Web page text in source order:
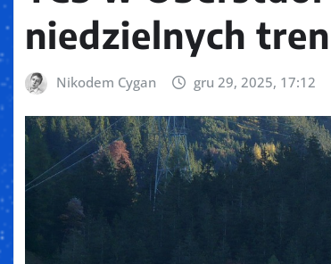
niedzielnych
Nikodem Cygan gru 29, 2025, 17:12